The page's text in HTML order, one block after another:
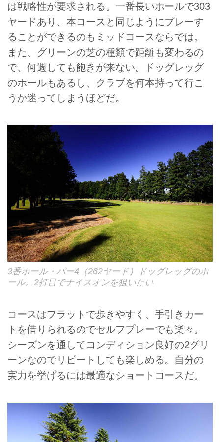
は戦略性が要求される。一番長いホールで303
ヤードあり、本コースと同じようにプレーす
ることができるのもミッドコースならでは。
また、グリーンの芝の種類で距離も変わるの
で、何週しても飽きが来ない。ドッグレッグ
のホールもあるし、クラブを何本持って行こ
うか迷ってしまうほどだ。
3番ホール・パー4（262ヤード）ドッグレッグのホ
ール。2打目でナイスオンを狙いたい
コースはフラットで歩きやすく、手引きカー
トを借りられるのでセルフプレーでも楽々。
シーズンを通してコンディション良好の2グリ
ーンなのでリピートしても楽しめる。自分の
実力を挙げるには最適なショートコースだ。